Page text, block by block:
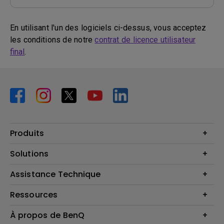
En utilisant l'un des logiciels ci-dessus, vous acceptez
les conditions de notrecontrat de licence utilisateur
final.
Produits
Vidéoprojecteurs
Éclairage
Haut-parleur
Solutions
Business Display
Assistance Technique
Contactez-nous
Recycling
Ressources
Centre de connaissances
À propos de BenQ